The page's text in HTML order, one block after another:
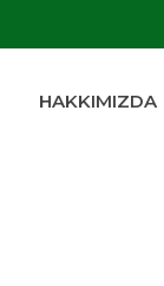
HAKKIMIZDA